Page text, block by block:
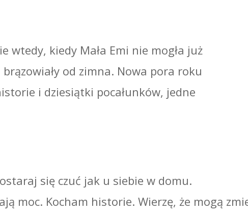
wtedy, kiedy Mała Emi nie mogła już
od zimna. Nowa pora roku
i dziesiątki pocałunków, jedne
się czuć jak u siebie w domu.
moc. Kocham historie. Wierzę, że mogą